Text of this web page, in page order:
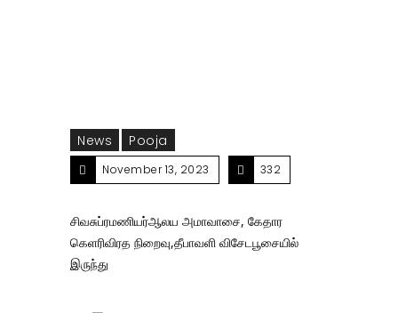
News Pooja
November 13, 2023 332
சிவசுப்ரமணியர்ஆலய அமாவாசை, கேதார
கெளரிவிரத நிறைவு,தீபாவளி விசேடபூசையில்
இருந்து